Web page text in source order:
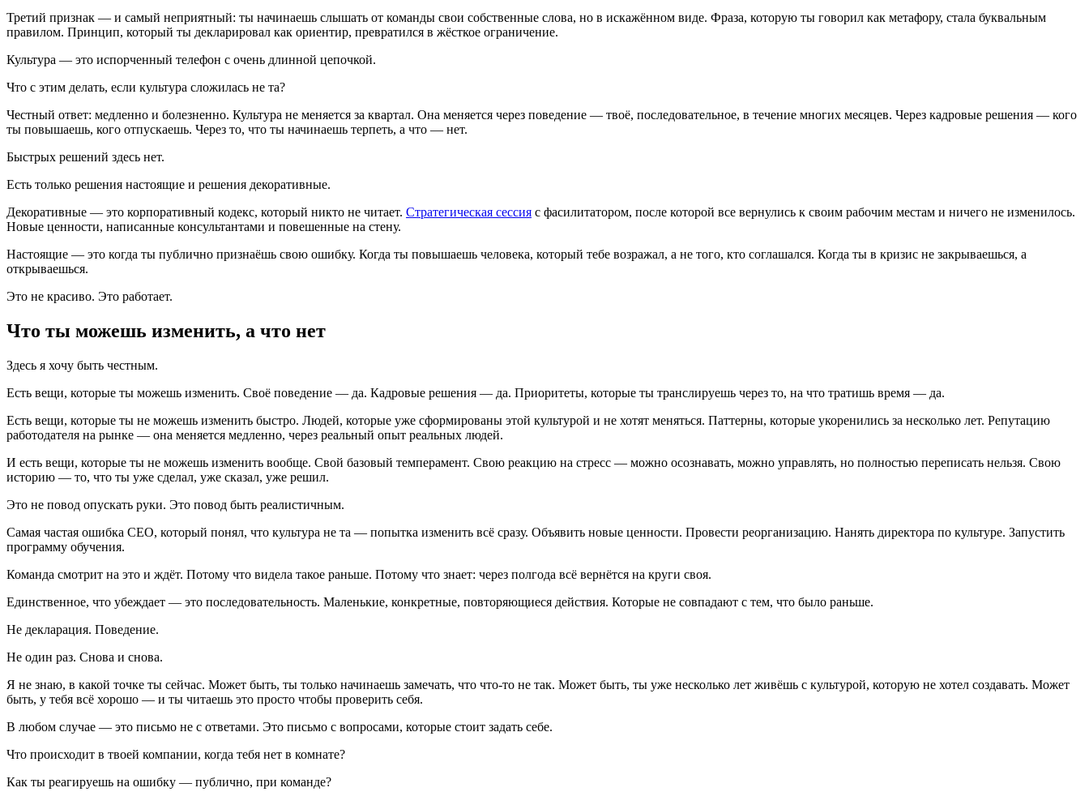
Третий признак — и самый неприятный: ты начинаешь слышать от команды свои собственные слова, но в искажённом виде. Фраза, которую ты говорил как метафору, стала буквальным
правилом. Принцип, который ты декларировал как ориентир, превратился в жёсткое ограничение.
Культура — это испорченный телефон с очень длинной цепочкой.
Что с этим делать, если культура сложилась не та?
Честный ответ: медленно и болезненно. Культура не меняется за квартал. Она меняется через поведение — твоё, последовательное, в течение многих месяцев. Через кадровые решения — кого
ты повышаешь, кого отпускаешь. Через то, что ты начинаешь терпеть, а что — нет.
Быстрых решений здесь нет.
Есть только решения настоящие и решения декоративные.
Декоративные — это корпоративный кодекс, который никто не читает. Стратегическая сессия с фасилитатором, после которой все вернулись к своим рабочим местам и ничего не изменилось.
Новые ценности, написанные консультантами и повешенные на стену.
Настоящие — это когда ты публично признаёшь свою ошибку. Когда ты повышаешь человека, который тебе возражал, а не того, кто соглашался. Когда ты в кризис не закрываешься, а
открываешься.
Это не красиво. Это работает.
Что ты можешь изменить, а что нет
Здесь я хочу быть честным.
Есть вещи, которые ты можешь изменить. Своё поведение — да. Кадровые решения — да. Приоритеты, которые ты транслируешь через то, на что тратишь время — да.
Есть вещи, которые ты не можешь изменить быстро. Людей, которые уже сформированы этой культурой и не хотят меняться. Паттерны, которые укоренились за несколько лет. Репутацию
работодателя на рынке — она меняется медленно, через реальный опыт реальных людей.
И есть вещи, которые ты не можешь изменить вообще. Свой базовый темперамент. Свою реакцию на стресс — можно осознавать, можно управлять, но полностью переписать нельзя. Свою
историю — то, что ты уже сделал, уже сказал, уже решил.
Это не повод опускать руки. Это повод быть реалистичным.
Самая частая ошибка CEO, который понял, что культура не та — попытка изменить всё сразу. Объявить новые ценности. Провести реорганизацию. Нанять директора по культуре. Запустить
программу обучения.
Команда смотрит на это и ждёт. Потому что видела такое раньше. Потому что знает: через полгода всё вернётся на круги своя.
Единственное, что убеждает — это последовательность. Маленькие, конкретные, повторяющиеся действия. Которые не совпадают с тем, что было раньше.
Не декларация. Поведение.
Не один раз. Снова и снова.
Я не знаю, в какой точке ты сейчас. Может быть, ты только начинаешь замечать, что что-то не так. Может быть, ты уже несколько лет живёшь с культурой, которую не хотел создавать. Может
быть, у тебя всё хорошо — и ты читаешь это просто чтобы проверить себя.
В любом случае — это письмо не с ответами. Это письмо с вопросами, которые стоит задать себе.
Что происходит в твоей компании, когда тебя нет в комнате?
Как ты реагируешь на ошибку — публично, при команде?